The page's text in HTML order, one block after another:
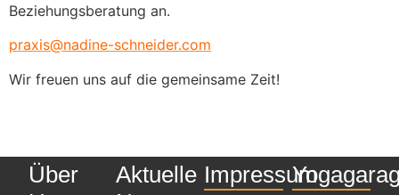
Beziehungsberatung an.
praxis@nadine-schneider.com
Wir freuen uns auf die gemeinsame Zeit!
Über
Aktuelle Impressum